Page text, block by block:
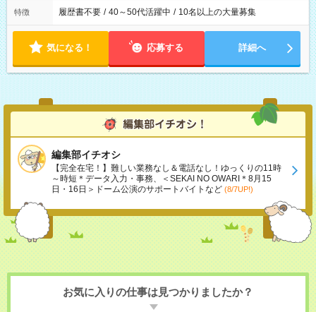
特徴 履歴書不要 / 40～50代活躍中 / 10名以上の大量募集
気になる！ 応募する 詳細へ
編集部イチオシ
【完全在宅！】難しい業務なし＆電話なし！ゆっくりの11時
～時短＊データ入力・事務、＜SEKAI NO OWARI＊8月15
日・16日＞ドーム公演のサポートバイトなど (8/7UP!)
お気に入りの仕事は見つかりましたか？